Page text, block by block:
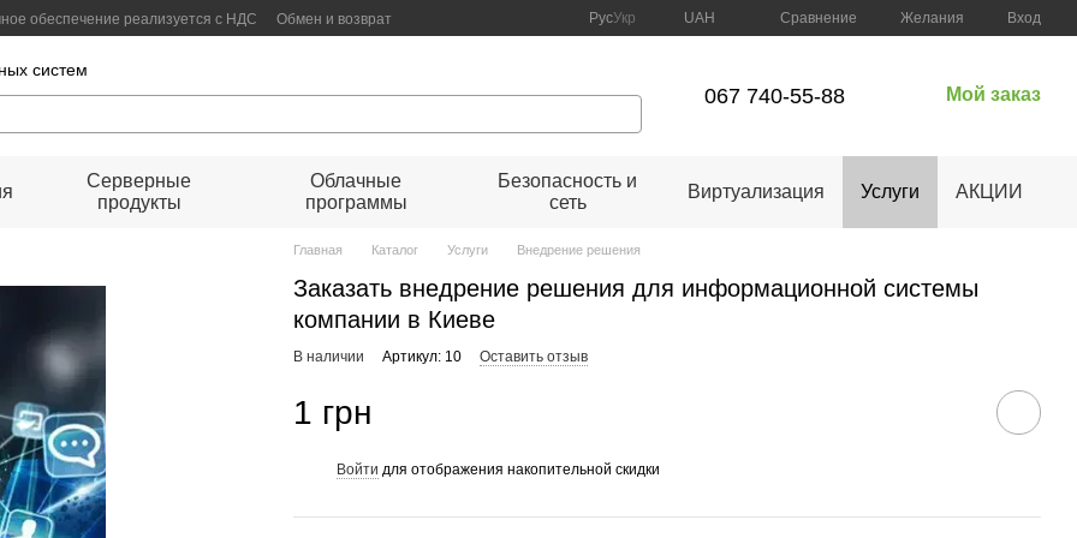
обеспечение реализуется с НДС
Обмен и возврат
РусУкр UAH Сравнение Желания Вход
систем
067 740-55-88 Мой заказ
Серверные
продукты
Облачные
программы
Безопасность и
сеть
Виртуализация Услуги АКЦИИ
Главная Каталог Услуги Внедрение решения
Заказать внедрение решения для информационной системы
компании в Киеве
В наличии Артикул: 10 Оставить отзыв
1 грн
Войти для отображения накопительной скидки